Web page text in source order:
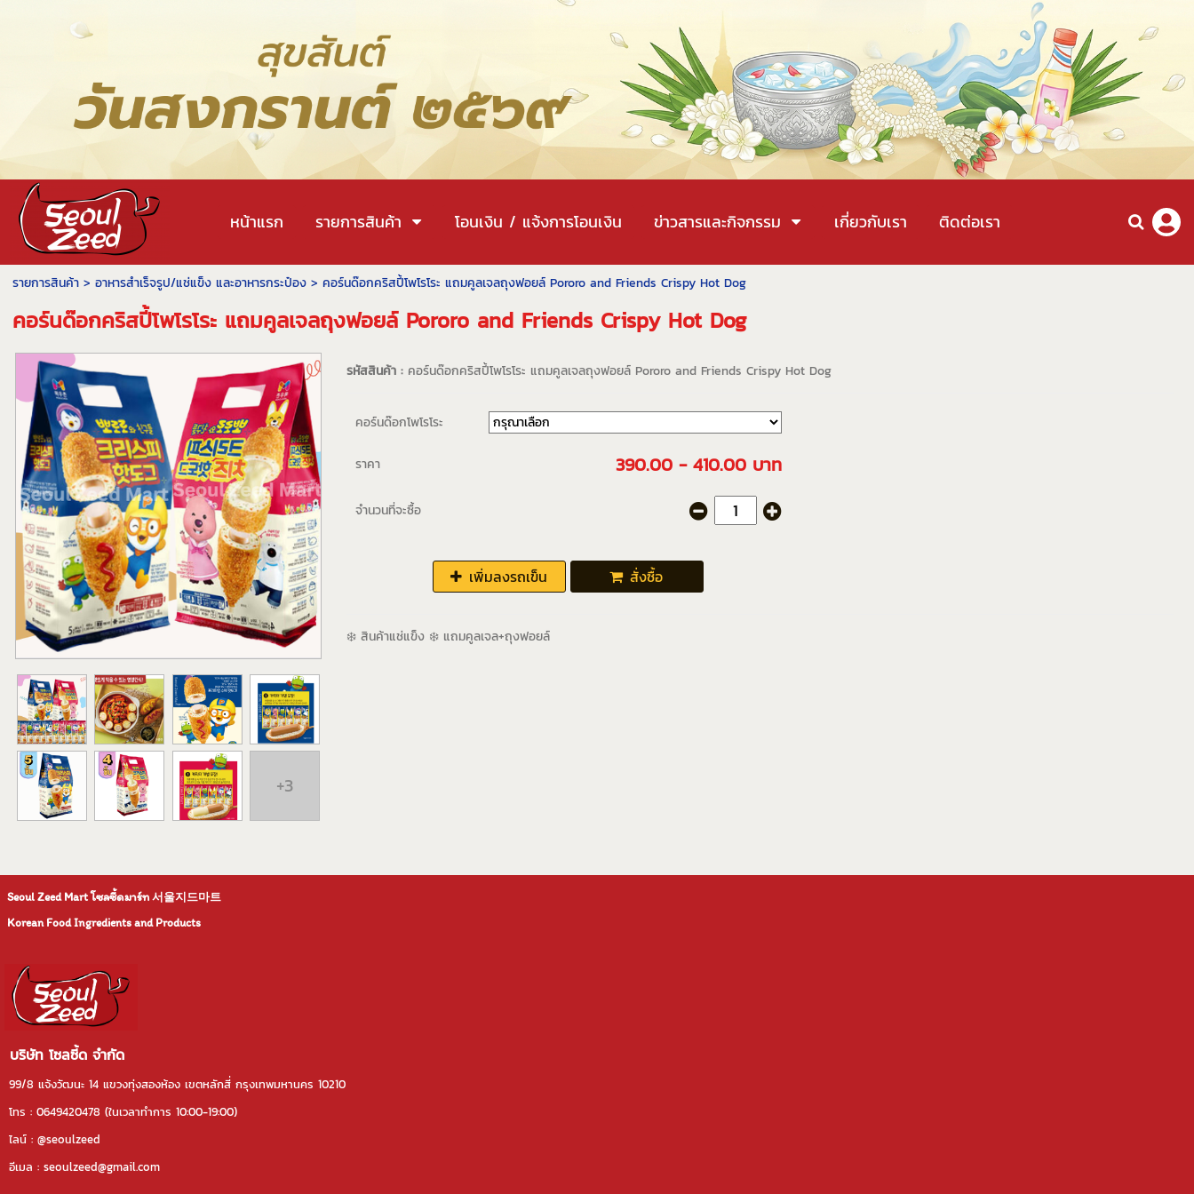
หน้าแรก รายการสินค้า โอนเงิน / แจ้งการโอนเงิน ข่าวสารและกิจกรรม เกี่ยวกับเรา ติดต่อเรา
รายการสินค้า> อาหารสําเร็จรูป/แช่แข็ง และอาหารกระป๋อง> คอร์นด๊อกคริสปี้โพโรโระ แถมคูลเจลถุงฟอยล์ Pororo and Friends Crispy Hot Dog
คอร์นด๊อกคริสปี้โพโรโระ แถมคูลเจลถุงฟอยล์ Pororo and Friends Crispy Hot Dog
+3
รหัสสินค้า : คอร์นด๊อกคริสปี้โพโรโระ แถมคูลเจลถุงฟอยล์ Pororo and Friends Crispy Hot Dog
คอร์นด๊อกโพโรโระ
ราคา 390.00 - 410.00 บาท
จำนวนที่จะซื้อ
เพิ่มลงรถเข็น สั่งซื้อ
❄️ สินค้าแช่แข็ง ❄️ แถมคูลเจล+ถุงฟอยล์
Seoul Zeed Mart โซลซี้ดมาร์ท서울지드마트
Korean Food Ingredients and Products
บริษัท โซลซี้ด จำกัด
99/8 แจ้งวัฒนะ 14 แขวงทุ่งสองห้อง เขตหลักสี่ กรุงเทพมหานคร 10210
โทร : 0649420478 (ในเวลาทําการ 10:00-19:00)
ไลน์ : @seoulzeed
อีเมล : seoulzeed@gmail.com